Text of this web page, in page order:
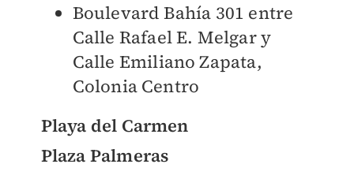
Boulevard Bahía 301 entre
Calle Rafael E. Melgar y
Calle Emiliano Zapata,
Colonia Centro
Playa del Carmen
Plaza Palmeras